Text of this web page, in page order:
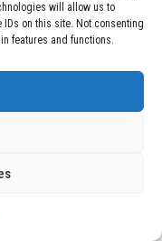
will allow us to
on this site. Not consenting
features and functions.
Residencia
Deja al